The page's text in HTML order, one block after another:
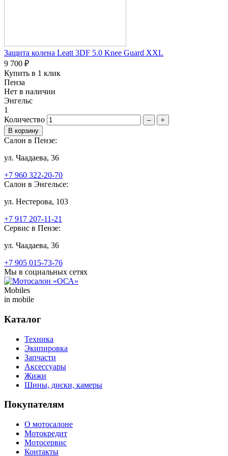
Защита колена Leatt 3DF 5.0 Knee Guard XXL
9 700 ₽
Купить в 1 клик
Пенза
Нет в наличии
Энгельс
1
Количество
– +
Салон в Пензе:
ул. Чаадаева, 36
+7 960 322-20-70
Салон в Энгельсе:
ул. Нестерова, 103
+7 917 207-11-21
Сервис в Пензе:
ул. Чаадаева, 36
+7 905 015-73-76
Мы в социальных сетях
Mobiles
in mobile
Каталог
Техника
Экипировка
Запчасти
Аксессуары
Жижи
Шины, диски, камеры
Покупателям
О мотосалоне
Мотокредит
Мотосервис
Контакты